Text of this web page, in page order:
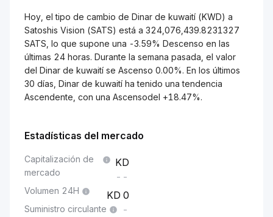
Hoy, el tipo de cambio de Dinar de kuwaití (KWD) a
Satoshis Vision (SATS) está a 324,076,439.8231327
SATS, lo que supone una -3.59% Descenso en las
últimas 24 horas. Durante la semana pasada, el valor
del Dinar de kuwaití se Ascenso 0.00%. En los últimos
30 días, Dinar de kuwaití ha tenido una tendencia
Ascendente, con una Ascensodel +18.47%.
Estadísticas del mercado
Capitalización de
mercado
--
Volumen 24H 0
Suministro circulante
-